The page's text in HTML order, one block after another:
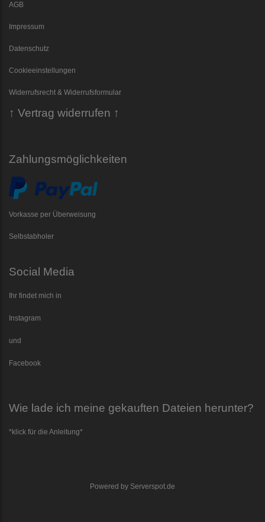
AGB
Impressum
Datenschutz
Cookieeinstellungen
Widerrufsrecht & Widerrufsformular
↑ Vertrag widerrufen ↑
Zahlungsmöglichkeiten
Vorkasse per Überweisung
Selbstabholer
Social Media
Ihr findet mich in
Instagram
und
Facebook
Wie lade ich meine gekauften Dateien herunter?
*klick für die Anleitung*
Powered by Serverspot.de